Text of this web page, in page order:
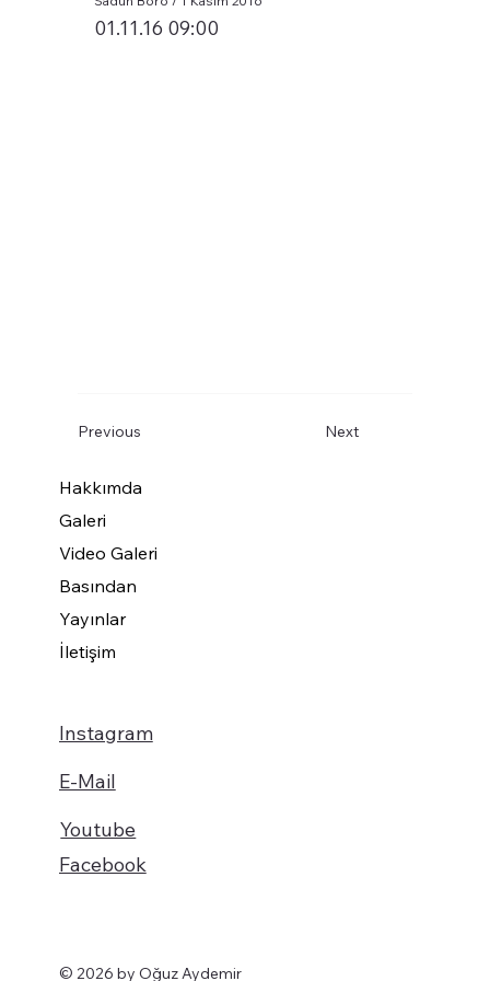
01.11.16 09:00
Previous Next
Hakkımda
Galeri
Video Galeri
Basından
Yayınlar
İletişim
Instagram
Facebook
Youtube
E-Mail
© 2026 by Oğuz Aydemir